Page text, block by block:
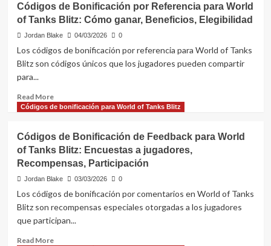
Temporización,
Beneficios
de
bonificación
específicos
para
Tanks
Blitz:
Recompensas,
Ofertas
limitadas
Códigos de Bonificación por Referencia para World
of Tanks Blitz: Cómo ganar, Beneficios, Elegibilidad
Jordan Blake 04/03/2026 0
Los códigos de bonificación por referencia para World of Tanks
Blitz son códigos únicos que los jugadores pueden compartir
para...
Read MoreRead
more
de
Bonificación
por
Referencia
World
of
Tanks
Códigos de bonificación para World of Tanks Blitz
Códigos de Bonificación de Feedback para World
of Tanks Blitz: Encuestas a jugadores,
Recompensas, Participación
Jordan Blake 03/03/2026 0
Los códigos de bonificación por comentarios en World of Tanks
Blitz son recompensas especiales otorgadas a los jugadores
que participan...
Read MoreRead